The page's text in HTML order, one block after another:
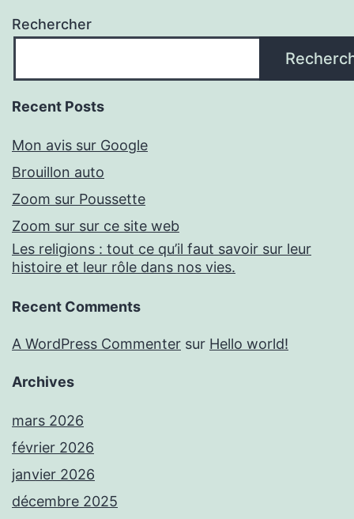
Rechercher
Recent Posts
Mon avis sur Google
Brouillon auto
Zoom sur Poussette
Zoom sur sur ce site web
Les religions : tout ce qu’il faut savoir sur leur
histoire et leur rôle dans nos vies.
Recent Comments
A WordPress Commenter sur Hello world!
Archives
mars 2026
février 2026
janvier 2026
décembre 2025